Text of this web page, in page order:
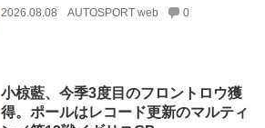
2026.08.08 AUTOSPORT web 0
小椋藍、今季3度目のフロントロウ獲
得。ポールはレコード更新のマルティ